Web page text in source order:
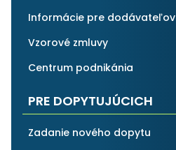
Informácie pre dodávateľov
Vzorové zmluvy
Centrum podnikánia
PRE DOPYTUJÚCICH
Zadanie nového dopytu